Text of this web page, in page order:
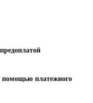
помощью платежного